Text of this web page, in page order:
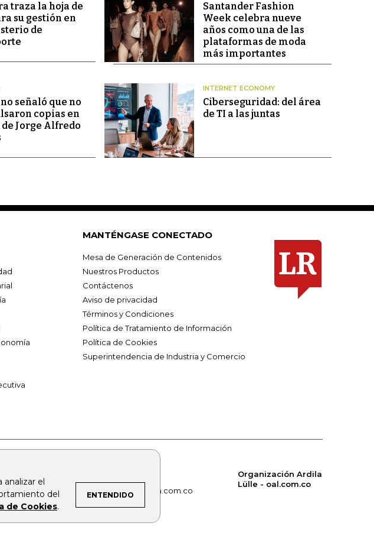
analizar el
del
de Cookies.
ENTENDIDO
traza la hoja de
su gestión en
de
Santander Fashion
Week celebra nueve
años como una de las
plataformas de moda
más importantes
señaló que no
copias en
de Jorge Alfredo
INTERNET ECONOMY
Ciberseguridad: del área
de TI a las juntas
MANTÉNGASE CONECTADO
Mesa de Generación de Contenidos
Nuestros Productos
Contáctenos
Aviso de privacidad
Términos y Condiciones
Política de Tratamiento de Información
Política de Cookies
Superintendencia de Industria y Comercio
bolsaencolombia.com
noticiasrcn.com lafm.com.co
alerta.com.co
Organización Ardila
Lülle - oal.com.co